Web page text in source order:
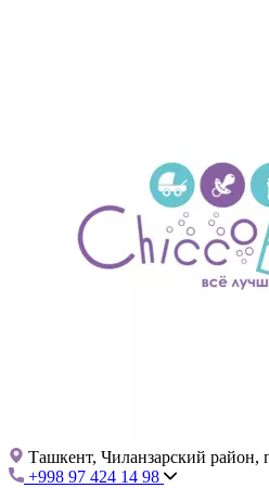
Ташкент, Чиланзарский район,
+998 97 424 14 98